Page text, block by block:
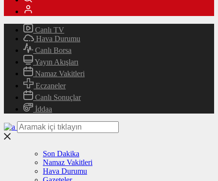
Canlı TV
Hava Durumu
Canlı Borsa
Yayın Akışları
Namaz Vakitleri
Eczaneler
Canlı Sonuçlar
İddaa
Son Dakika
Namaz Vakitleri
Hava Durumu